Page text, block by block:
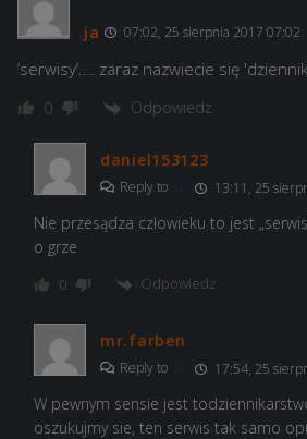
ja 07:02, 25 sierpnia 2017 07:02
’serwisy’…. zaraz nazwiecie się
0 Odpowiedz
daniel153123
Reply to ja 13:11, 25
Nie przesądza człowieku to jest
o grze
0 Odpowiedz
mr.farben
Reply to ja 17:54, 25
W pewnym sensie jest
oszukujmy sie, ten serwis tak samo